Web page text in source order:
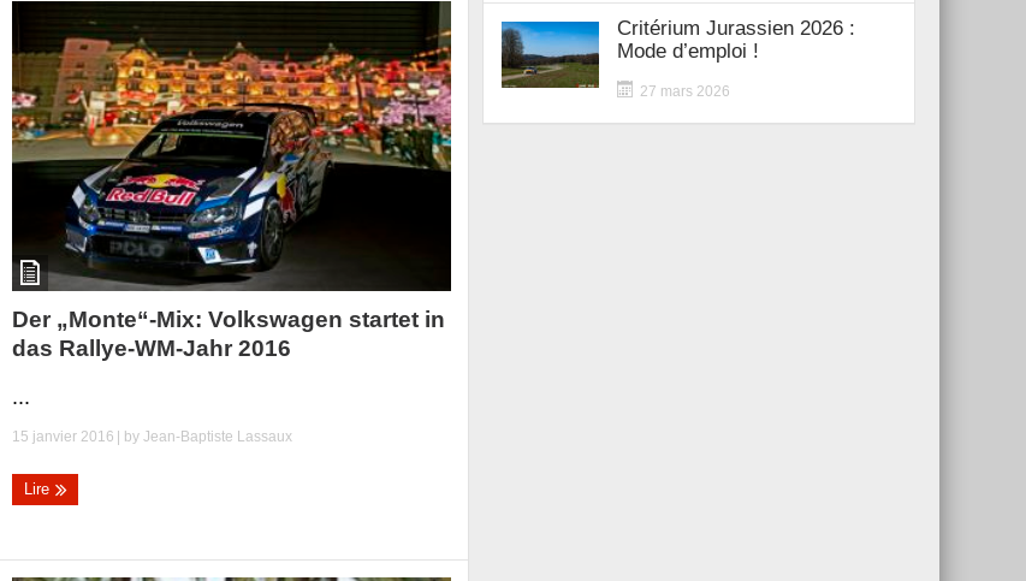
Der „Monte“-Mix: Volkswagen startet in
das Rallye-WM-Jahr 2016
...
15 janvier 2016 | byJean-Baptiste Lassaux
Lire
Critérium Jurassien 2026 :
Mode d’emploi !
27 mars 2026